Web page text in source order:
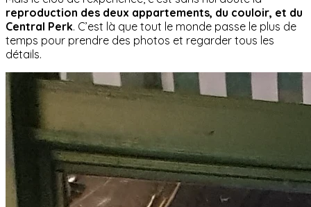
reproduction des deux appartements, du couloir, et du
Central Perk. C’est là que tout le monde passe le plus de
temps pour prendre des photos et regarder tous les
détails.